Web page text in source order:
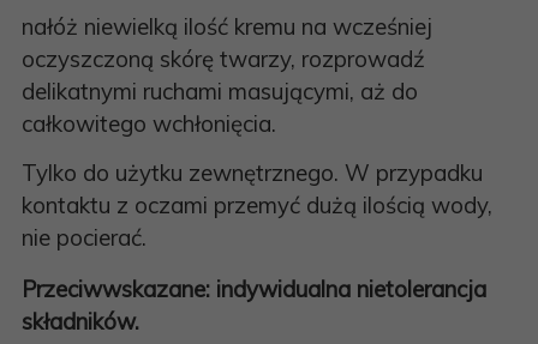
nałóż niewielką ilość kremu na wcześniej
oczyszczoną skórę twarzy, rozprowadź
delikatnymi ruchami masującymi, aż do
całkowitego wchłonięcia.
Tylko do użytku zewnętrznego. W przypadku
kontaktu z oczami przemyć dużą ilością wody,
nie pocierać.
Przeciwwskazane: indywidualna nietolerancja
składników.